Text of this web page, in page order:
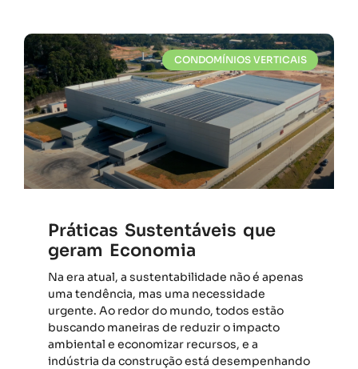
CONDOMÍNIOS VERTICAIS
Práticas Sustentáveis que
geram Economia
Na era atual, a sustentabilidade não é apenas
uma tendência, mas uma necessidade
urgente. Ao redor do mundo, todos estão
buscando maneiras de reduzir o impacto
ambiental e economizar recursos, e a
indústria da construção está desempenhando